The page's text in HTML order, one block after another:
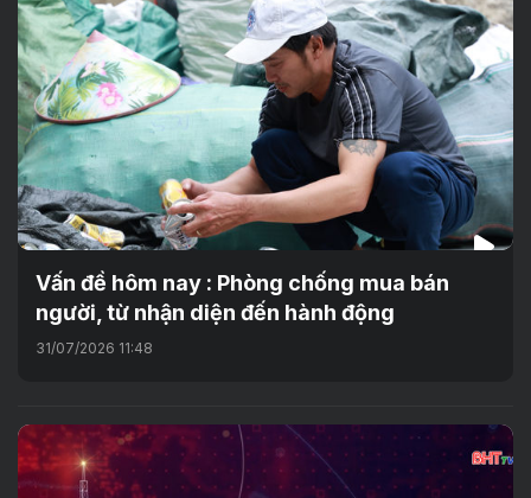
Vấn đề hôm nay : Phòng chống mua bán
người, từ nhận diện đến hành động
31/07/2026 11:48